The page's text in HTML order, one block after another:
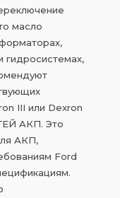
масло
гидросистемах,
III или Dexron
АКП. Это
АКП,
Ford